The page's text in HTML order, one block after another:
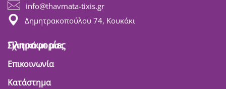
info@thavmata-tixis.gr
Δημητρακοπούλου 74, Κουκάκι
Πληροφορίες
Σχετικά με μας
Επικοινωνία
Κατάστημα